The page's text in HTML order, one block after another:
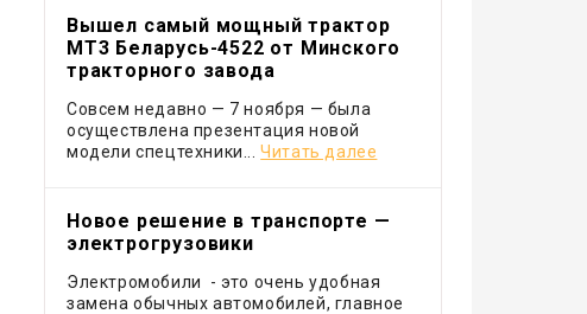
Вышел самый мощный трактор
МТ3 Беларусь-4522 от Минского
тракторного завода
Совсем недавно — 7 ноября — была
осуществлена презентация новой
модели спецтехники...Читать далее
Новое решение в транспорте —
электрогрузовики
Электромобили - это очень удобная
замена обычных автомобилей, главное